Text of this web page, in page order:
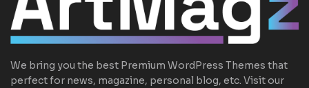
We bring you the best Premium WordPress Themes that
perfect for news, magazine, personal blog, etc. Visit our